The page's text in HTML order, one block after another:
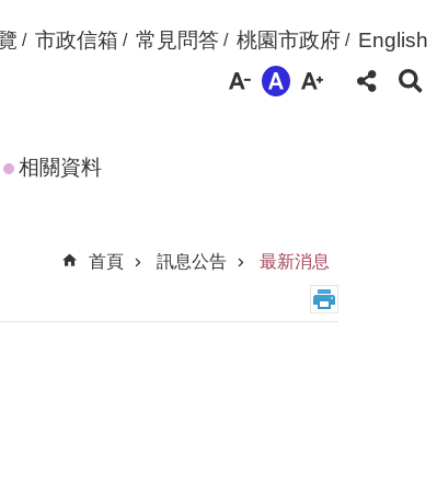
市政信箱 常見問答 桃園市政府 English
相關資料
首頁
訊息公告 最新消息